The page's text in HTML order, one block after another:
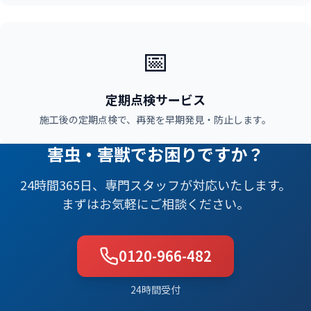
📅
定期点検サービス
施工後の定期点検で、再発を早期発見・防止します。
害虫・害獣でお困りですか？
24時間365日、専門スタッフが対応いたします。
まずはお気軽にご相談ください。
0120-966-482
24時間受付